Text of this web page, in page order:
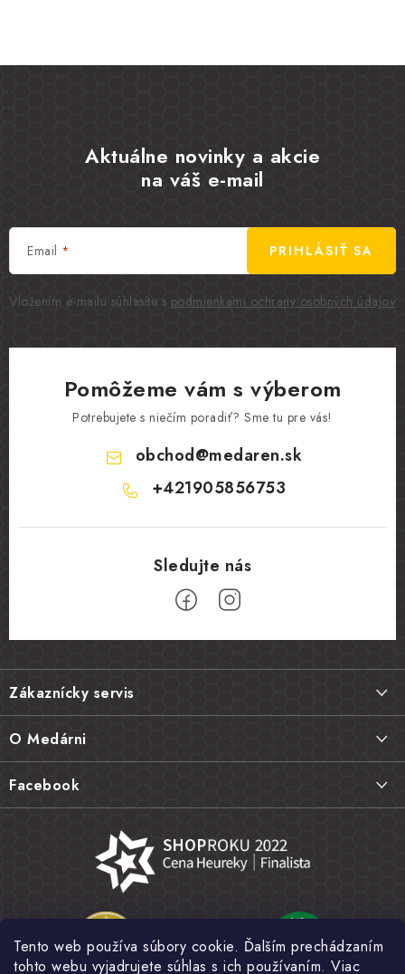
Tento web používa súbory cookie. Ďalším prechádzaním
tohto webu vyjadrujete súhlas s ich používaním. Viac
Aktuálne novinky a akcie
na váš e-mail
Email
Vložením e-mailu súhlasíte s podmienkami ochrany osobných údajov
PRIHLÁSIŤ SA
Pomôžeme vám s výberom
Potrebujete s niečím poradiť? Sme tu pre vás!
obchod@medaren.sk
+421905856753
Z
á
p
ä
e
Zákaznícky servis
Vrátenie tovaru, výmena a reklamácie
Najčastejšie otázky FAQ
Hodnotenie obchodu
Obchodné podmienky
Ochrana osobných údajov
O Medárni
Náš príbeh
Kamenná predajňa
Fotogaléria
Facebook